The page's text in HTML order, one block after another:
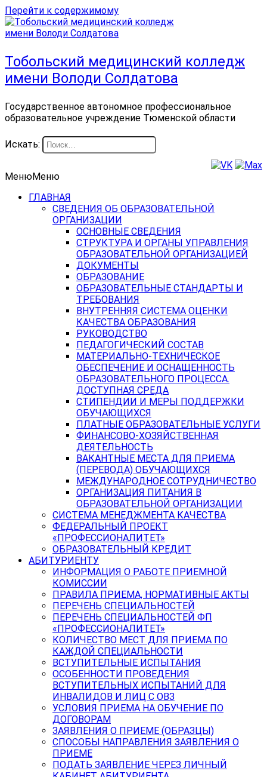
Перейти к содержимому
Тобольский медицинский колледж
имени Володи Солдатова
Государственное автономное профессиональное
образовательное учреждение Тюменской области
Искать:
МенюМеню
ГЛАВНАЯ
СВЕДЕНИЯ ОБ ОБРАЗОВАТЕЛЬНОЙ
ОРГАНИЗАЦИИ
ОСНОВНЫЕ СВЕДЕНИЯ
СТРУКТУРА И ОРГАНЫ УПРАВЛЕНИЯ
ОБРАЗОВАТЕЛЬНОЙ ОРГАНИЗАЦИЕЙ
ДОКУМЕНТЫ
ОБРАЗОВАНИЕ
ОБРАЗОВАТЕЛЬНЫЕ СТАНДАРТЫ И
ТРЕБОВАНИЯ
ВНУТРЕННЯЯ СИСТЕМА ОЦЕНКИ
КАЧЕСТВА ОБРАЗОВАНИЯ
РУКОВОДСТВО
ПЕДАГОГИЧЕСКИЙ СОСТАВ
МАТЕРИАЛЬНО-ТЕХНИЧЕСКОЕ
ОБЕСПЕЧЕНИЕ И ОСНАЩЕННОСТЬ
ОБРАЗОВАТЕЛЬНОГО ПРОЦЕССА.
ДОСТУПНАЯ СРЕДА
СТИПЕНДИИ И МЕРЫ ПОДДЕРЖКИ
ОБУЧАЮЩИХСЯ
ПЛАТНЫЕ ОБРАЗОВАТЕЛЬНЫЕ УСЛУГИ
ФИНАНСОВО-ХОЗЯЙСТВЕННАЯ
ДЕЯТЕЛЬНОСТЬ
ВАКАНТНЫЕ МЕСТА ДЛЯ ПРИЕМА
(ПЕРЕВОДА) ОБУЧАЮЩИХСЯ
МЕЖДУНАРОДНОЕ СОТРУДНИЧЕСТВО
ОРГАНИЗАЦИЯ ПИТАНИЯ В
ОБРАЗОВАТЕЛЬНОЙ ОРГАНИЗАЦИИ
СИСТЕМА МЕНЕДЖМЕНТА КАЧЕСТВА
ФЕДЕРАЛЬНЫЙ ПРОЕКТ
«ПРОФЕССИОНАЛИТЕТ»
ОБРАЗОВАТЕЛЬНЫЙ КРЕДИТ
АБИТУРИЕНТУ
ИНФОРМАЦИЯ О РАБОТЕ ПРИЕМНОЙ
КОМИССИИ
ПРАВИЛА ПРИЕМА, НОРМАТИВНЫЕ АКТЫ
ПЕРЕЧЕНЬ СПЕЦИАЛЬНОСТЕЙ
ПЕРЕЧЕНЬ СПЕЦИАЛЬНОСТЕЙ ФП
«ПРОФЕССИОНАЛИТЕТ»
КОЛИЧЕСТВО МЕСТ ДЛЯ ПРИЕМА ПО
КАЖДОЙ СПЕЦИАЛЬНОСТИ
ВСТУПИТЕЛЬНЫЕ ИСПЫТАНИЯ
ОСОБЕННОСТИ ПРОВЕДЕНИЯ
ВСТУПИТЕЛЬНЫХ ИСПЫТАНИЙ ДЛЯ
ИНВАЛИДОВ И ЛИЦ С ОВЗ
УСЛОВИЯ ПРИЕМА НА ОБУЧЕНИЕ ПО
ДОГОВОРАМ
ЗАЯВЛЕНИЯ О ПРИЕМЕ (ОБРАЗЦЫ)
СПОСОБЫ НАПРАВЛЕНИЯ ЗАЯВЛЕНИЯ О
ПРИЕМЕ
ПОДАТЬ ЗАЯВЛЕНИЕ ЧЕРЕЗ ЛИЧНЫЙ